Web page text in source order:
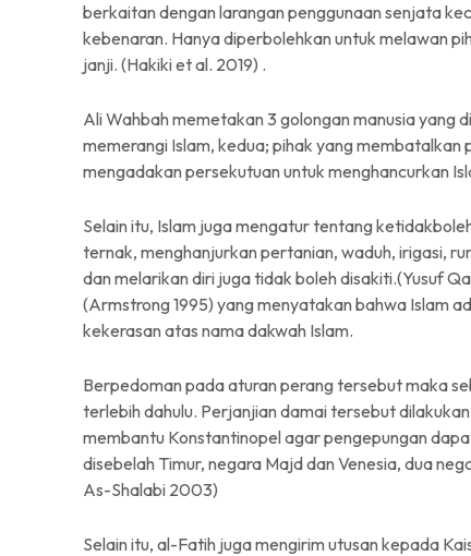
berkaitan dengan larangan penggunaan senjata
kebenaran. Hanya diperbolehkan untuk melawan
janji. (Hakiki et al. 2019) .
Ali Wahbah memetakan 3 golongan manusia yang
memerangi Islam, kedua; pihak yang
mengadakan persekutuan untuk menghancurkan
Selain itu, Islam juga mengatur tentang
ternak, menghanjurkan pertanian, waduh, irigasi,
dan melarikan diri juga tidak boleh disakiti.(Yusuf
(Armstrong 1995) yang menyatakan bahwa Islam
kekerasan atas nama dakwah Islam.
Berpedoman pada aturan perang tersebut maka
terlebih dahulu. Perjanjian damai tersebut
membantu Konstantinopel agar pengepungan
disebelah Timur, negara Majd dan Venesia, dua
As-Shalabi 2003)
Selain itu, al-Fatih juga mengirim utusan kepada